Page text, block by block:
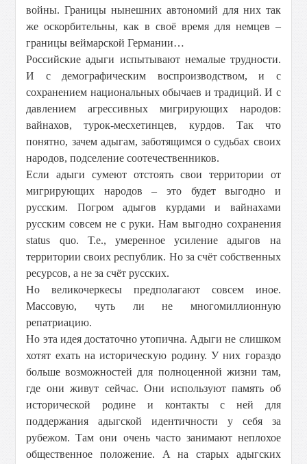
войны. Границы нынешних автономий для них так
же оскорбительны, как в своё время для немцев –
границы веймарской Германии…
Российские адыги испытывают немалые трудности.
И с демографическим воспроизводством, и с
сохранением национальных обычаев и традиций. И с
давлением агрессивных мигрирующих народов:
вайнахов, турок-месхетинцев, курдов. Так что
понятно, зачем адыгам, заботящимся о судьбах своих
народов, подселение соотечественников.
Если адыги сумеют отстоять свои территории от
мигрирующих народов – это будет выгодно и
русским. Погром адыгов курдами и вайнахами
русским совсем не с руки. Нам выгодно сохранения
status quo. Т.е., умеренное усиление адыгов на
территории своих республик. Но за счёт собственных
ресурсов, а не за счёт русских.
Но великочеркесы предполагают совсем иное.
Массовую, чуть ли не многомиллионную
репатриацию.
Но эта идея достаточно утопична. Адыги не слишком
хотят ехать на историческую родину. У них гораздо
больше возможностей для полноценной жизни там,
где они живут сейчас. Они используют память об
исторической родине и контакты с ней для
поддержания адыгской идентичности у себя за
рубежом. Там они очень часто занимают неплохое
общественное положение. А на старых адыгских